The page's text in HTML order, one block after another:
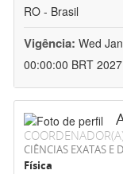
RO - Brasil
Vigência: Wed
00:00:00 BRT 2027
CIÊNCIAS EXATAS E
Física